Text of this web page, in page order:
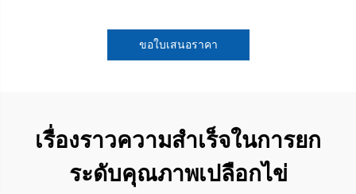
ขอใบเสนอราคา
เรื่องราวความสำเร็จในการยก
ระดับคุณภาพเปลือกไข่